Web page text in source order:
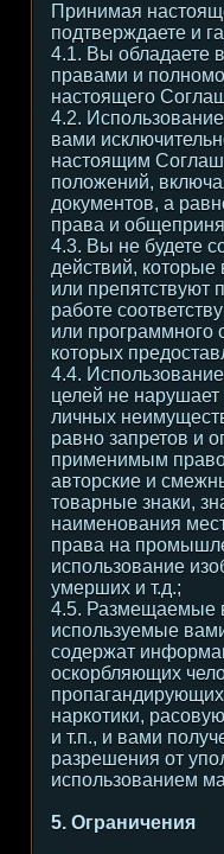
Принимая
подтверждаете и
4.1. Вы обладаете
правами и
настоящего
4.2.
вами
настоящим
положений,
документов, а
права и
4.3. Вы не будете
действий, которые
или препятствуют
работе
или программного
которых
4.4.
целей не
личных
равно запретов и
применимым
авторские и
товарные знаки,
наименования
права на
использование
умерших и т.д.;
4.5. Размещаемые
используемые
содержат
оскорбляющих
наркотики,
и т.п., и вами
разрешения от
использованием
5. Ограничения